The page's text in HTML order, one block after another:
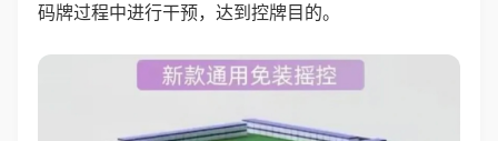
码牌过程中进行干预，达到控牌目的。